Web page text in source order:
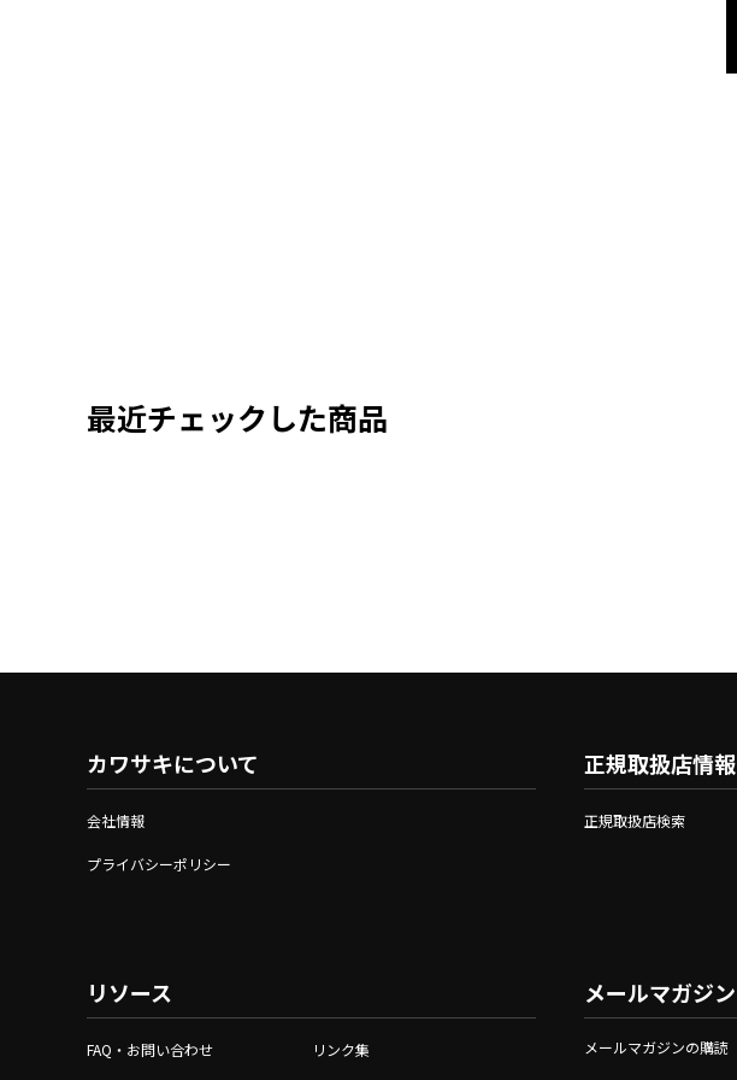
最近チェックした商品
カワサキについて
会社情報
プライバシーポリシー
リソース
FAQ・お問い合わせ リンク集
正規取扱店情報
正規取扱店検索
メールマガジン
メールマガジンの購読